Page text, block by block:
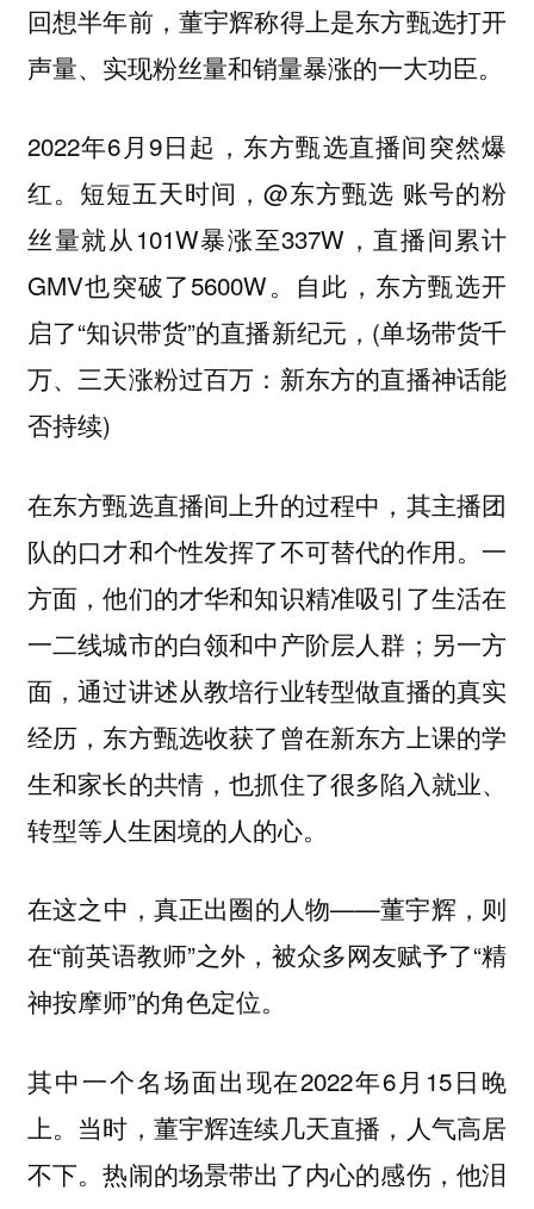
回想半年前，董宇辉称得上是东方甄选打开
声量、实现粉丝量和销量暴涨的一大功臣。
2022年6月9日起，东方甄选直播间突然爆
红。短短五天时间，@东方甄选 账号的粉
丝量就从101W暴涨至337W，直播间累计
GMV也突破了5600W。自此，东方甄选开
启了“知识带货”的直播新纪元，(单场带货千
万、三天涨粉过百万：新东方的直播神话能
否持续)
在东方甄选直播间上升的过程中， 其主播团
队的口才和个性发挥了不可替代的作用。 一
方面，他们的才华和知识精准吸引了生活在
一二线城市的白领和中产阶层人群；另一方
面，通过讲述从教培行业转型做直播的真实
经历，东方甄选收获了曾在新东方上课的学
生和家长的共情，也抓住了很多陷入就业、
转型等人生困境的人的心。
在这之中，真正出圈的人物——董宇辉，则
在“前英语教师”之外，被众多网友赋予了“精
神按摩师”的角色定位。
其中一个名场面出现在2022年6月15日晚
上。当时，董宇辉连续几天直播，人气高居
不下。热闹的场景带出了内心的感伤，他泪